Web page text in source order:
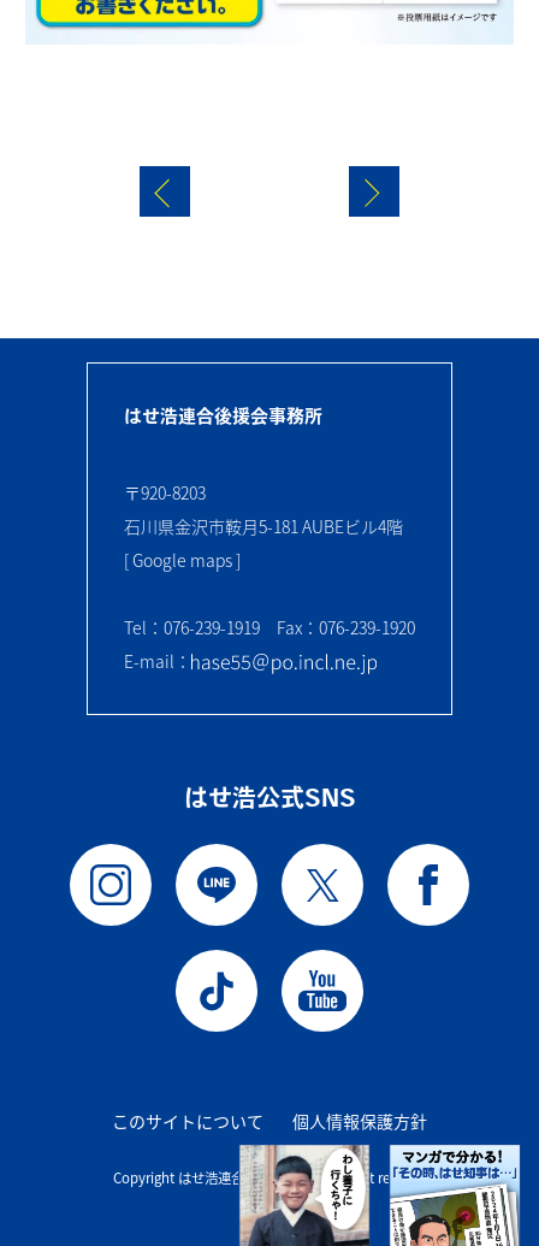
はせ浩連合後援会事務所
〒920-8203
石川県金沢市鞍月5-181 AUBEビル4階
[ Google maps ]
Tel：076-239-1919 Fax：076-239-1920
E-mail：
はせ浩公式SNS
このサイトについて 個人情報保護方針
Copyright はせ浩連合後援会事務所 all right reserve.